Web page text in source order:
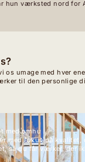
hun værksted nord for
os umage med hver
til den personlige
med omhu
med fokus på kvalitet,
så du får værker, der